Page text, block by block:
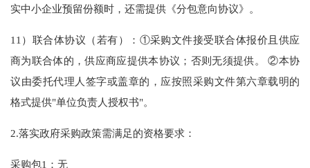
实中小企业预留份额时，还需提供《分包意向协议》。
11）联合体协议（若有）：①采购文件接受联合体报价且供应
商为联合体的，供应商应提供本协议；否则无须提供。 ②本协
议由委托代理人签字或盖章的，应按照采购文件第六章载明的
格式提供"单位负责人授权书"。
2.落实政府采购政策需满足的资格要求：
采购包1：无